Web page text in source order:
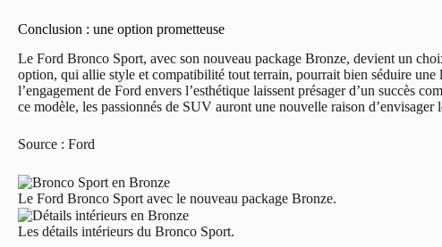
Conclusion : une option prometteuse
Le Ford Bronco Sport, avec son nouveau package Bronze, devient un
option, qui allie style et compatibilité tout terrain, pourrait bien séduire une
l’engagement de Ford envers l’esthétique laissent présager d’un succès
ce modèle, les passionnés de SUV auront une nouvelle raison
Source : Ford
Le Ford Bronco Sport avec le nouveau package Bronze.
Les détails intérieurs du Bronco Sport.